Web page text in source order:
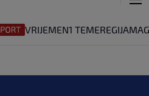
VRIJEMEN1 TEMEREGIJA